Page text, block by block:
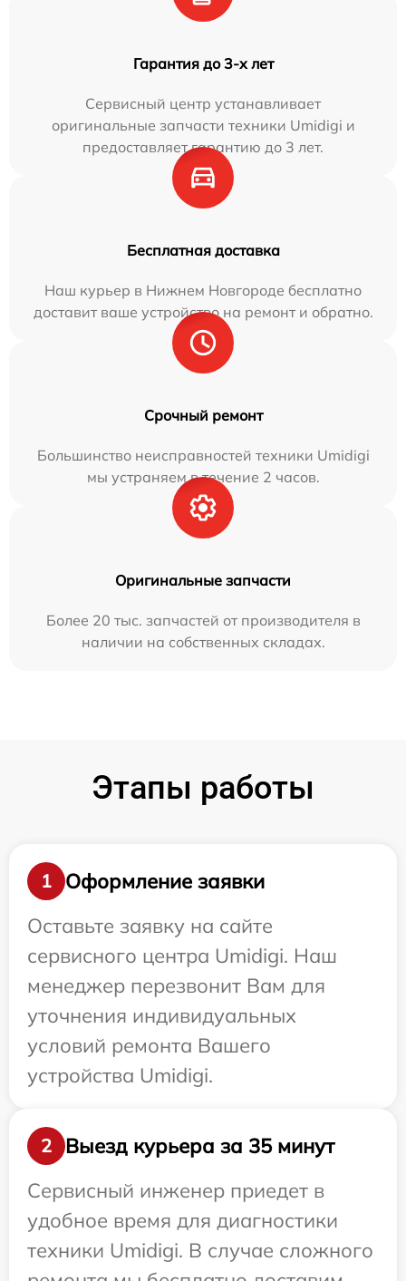
Гарантия до 3-х лет
Сервисный центр устанавливает
оригинальные запчасти техники Umidigi и
предоставляет гарантию до 3 лет.
Бесплатная доставка
Наш курьер в Нижнем Новгороде бесплатно
доставит ваше устройство на ремонт и обратно.
Срочный ремонт
Большинство неисправностей техники Umidigi
мы устраняем в течение 2 часов.
Оригинальные запчасти
Более 20 тыс. запчастей от производителя в
наличии на собственных складах.
Этапы работы
1
Оформление заявки
Оставьте заявку на сайте
сервисного центра Umidigi. Наш
менеджер перезвонит Вам для
уточнения индивидуальных
условий ремонта Вашего
устройства Umidigi.
2
Выезд курьера за 35 минут
Сервисный инженер приедет в
удобное время для диагностики
техники Umidigi. В случае сложного